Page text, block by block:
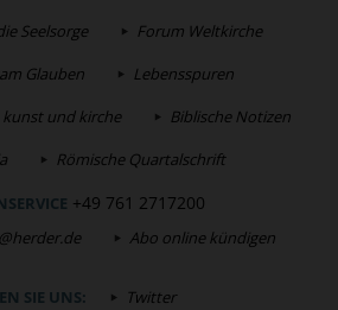
Seelsorge
Forum Weltkirche
Glauben
Lebensspuren
kunst und kirche
Biblische Notizen
Römische Quartalschrift
+49 761 2717200
Abo online kündigen
SIE UNS: Twitter